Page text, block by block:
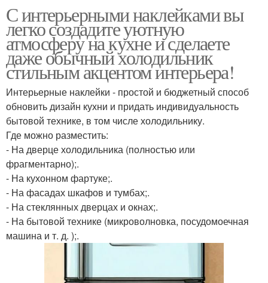
С интерьерными наклейками вы
легко создадите уютную
атмосферу на кухне и сделаете
даже обычный холодильник
стильным акцентом интерьера!
Интерьерные наклейки - простой и бюджетный способ
обновить дизайн кухни и придать индивидуальность
бытовой технике, в том числе холодильнику.
Где можно разместить:
- На дверце холодильника (полностью или
фрагментарно);.
- На кухонном фартуке;.
- На фасадах шкафов и тумбах;.
- На стеклянных дверцах и окнах;.
- На бытовой технике (микроволновка, посудомоечная
машина и т. д. );.